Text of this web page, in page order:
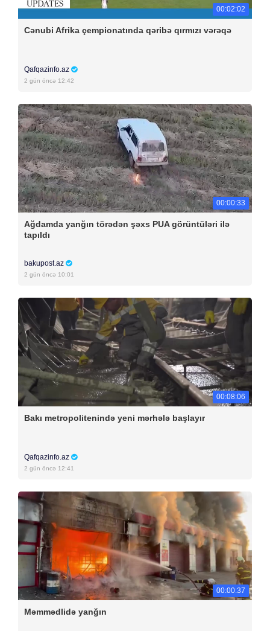
00:02:02
Cənubi Afrika çempionatında qəribə qırmızı vərəqə
Qafqazinfo.az
2 gün öncə 12:42
00:00:33
Ağdamda yanğın törədən şəxs PUA görüntüləri ilə
tapıldı
bakupost.az
2 gün öncə 10:01
00:08:06
Bakı metropolitenində yeni mərhələ başlayır
Qafqazinfo.az
2 gün öncə 12:41
00:00:37
Məmmədlidə yanğın